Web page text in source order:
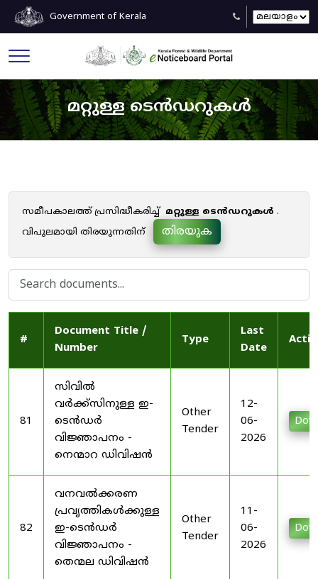
Government of Kerala
മറ്റുള്ള ടെൻഡറുകൾ
സമീപകാലത്ത് പ്രസിദ്ധീകരിച്ച് മറ്റുള്ള ടെൻഡറുകൾ .
വിപുലമായി തിരയുന്നതിന്
തിരയുക
#
Document Title /
Number
Type
Last
Date
81
സിവിൽ
വർക്ക്സിനുള്ള ഇ-
ടെൻഡർ
വിജ്ഞാപനം -
നെന്മാറ ഡിവിഷൻ
Other
Tender
12-
06-
2026
82
വനവൽക്കരണ
പ്രവൃത്തികൾക്കുള്ള
ഇ-ടെൻഡർ
വിജ്ഞാപനം -
തെന്മല ഡിവിഷൻ
Other
Tender
11-
06-
2026